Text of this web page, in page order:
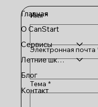
Главная
О CanStart
Сервисы
Летние школы
Блог
Контакт
Имя *
Электронная почта
Тема *